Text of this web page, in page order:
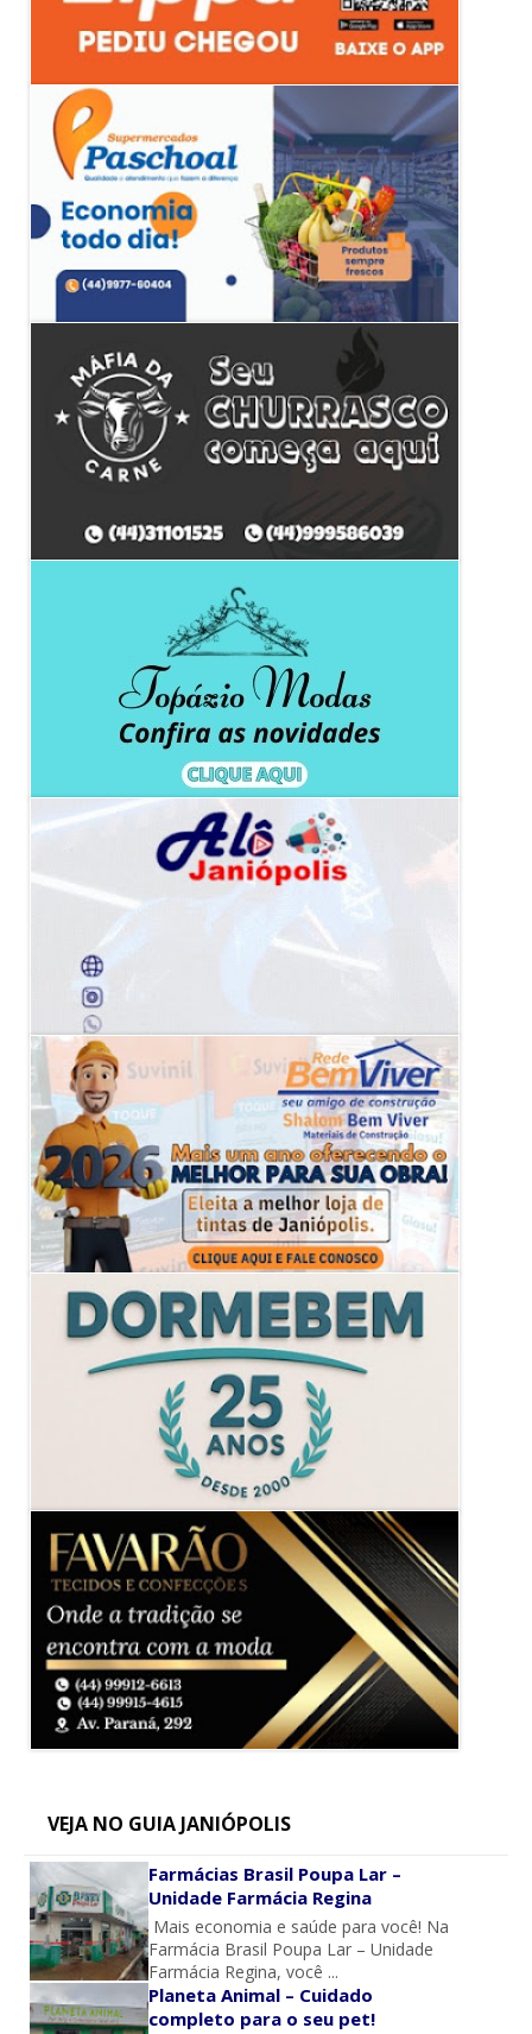
VEJA NO GUIA JANIÓPOLIS
Farmácias Brasil Poupa Lar –
Unidade Farmácia Regina
Mais economia e saúde para você! Na
Farmácia Brasil Poupa Lar – Unidade
Farmácia Regina, você ...
Planeta Animal – Cuidado
completo para o seu pet!